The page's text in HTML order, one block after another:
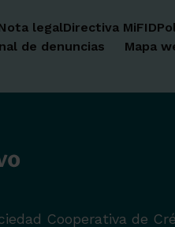
legalDirectiva MiFID
de denuncias Mapa
Cooperativa de